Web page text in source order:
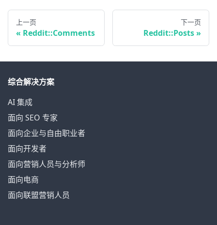
上一页
Reddit::Comments
下一页
Reddit::Posts
综合解决方案
AI 集成
面向 SEO 专家
面向企业与自由职业者
面向开发者
面向营销人员与分析师
面向电商
面向联盟营销人员